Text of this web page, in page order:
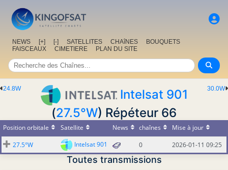
NEWS [+] [-] SATELLITES CHAîNES
BOUQUETS
FAISCEAUX
CIMETIERE PLAN DU SITE
30.0W
24.8W
Intelsat 901
(27.5°W) Répéteur 66
Position orbitale Satellite News chaînes
Mise à jour
27.5°W
Intelsat 901 0 2026-01-11 09:25
Toutes transmissions